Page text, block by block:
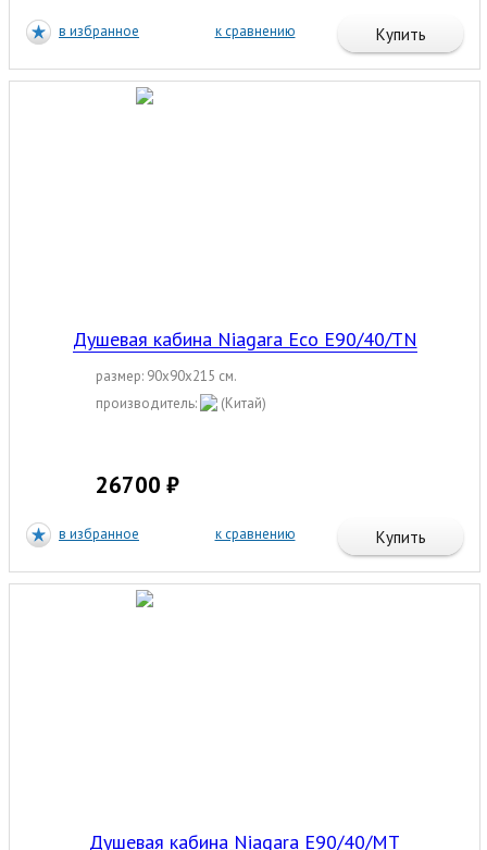
в избранное к сравнению Купить
Душевая кабина Niagara Eco E90/40/ТN
размер: 90x90x215 см.
производитель:
(Китай)
26700 ₽
в избранное к сравнению Купить
Душевая кабина Niagara E90/40/MT